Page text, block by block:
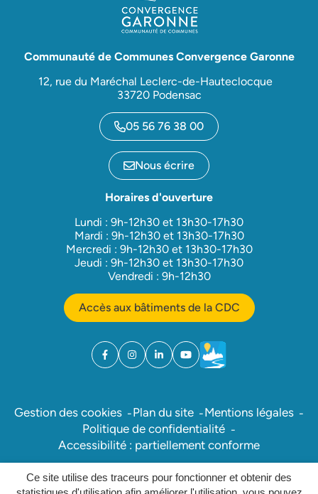
Ce site utilise des traceurs pour fonctionner et obtenir des
Communauté de Communes Convergence Garonne
12, rue du Maréchal Leclerc-de-Hauteclocque
33720 Podensac
05 56 76 38 00
Nous écrire
Horaires d'ouverture
Lundi : 9h-12h30 et 13h30-17h30
Mardi : 9h-12h30 et 13h30-17h30
Mercredi : 9h-12h30 et 13h30-17h30
Jeudi : 9h-12h30 et 13h30-17h30
Vendredi : 9h-12h30
Accès aux bâtiments de la CDC
Facebook
(ouverture dans un nouvel onglet)
Instagram
(ouverture dans un nouvel onglet)
Linkedin
(ouverture dans un nouvel onglet)
YouTube
(ouverture dans un nouvel
Météo
(ouverture dans un
Gestion des cookies Plan du site
Mentions légales
Politique de confidentialité
Accessibilité : partiellement conforme
Site réalisé parInovagora (ouverture dans un